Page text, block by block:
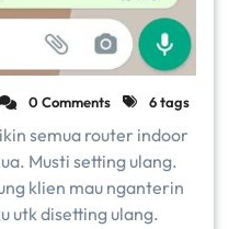
0 Comments 6 tags
semua router indoor
Musti setting ulang.
klien mau nganterin
utk disetting ulang.